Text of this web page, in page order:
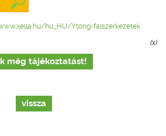
hu_HU/Ytong-falszerkezetek
(x)
még tájékoztatást!
vissza